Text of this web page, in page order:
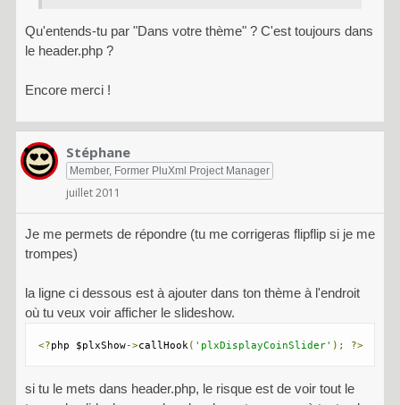
Qu'entends-tu par "Dans votre thème" ? C'est toujours dans
le header.php ?
Encore merci !
Stéphane
Member, Former PluXml Project Manager
juillet 2011
Je me permets de répondre (tu me corrigeras flipflip si je me
trompes)
la ligne ci dessous est à ajouter dans ton thème à l'endroit
où tu veux voir afficher le slideshow.
<?php $plxShow->callHook ( 'plxDisplayCoinSlider' ); ?>
si tu le mets dans header.php, le risque est de voir tout le